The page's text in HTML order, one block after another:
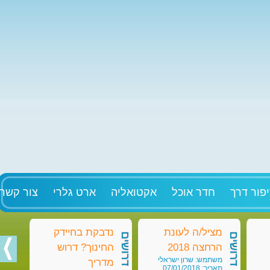
דרך חדר אוכל אקטואליה ארט גלרי צור
מציל/ה לעונת
הרחצה 2018
משתמש: שרון ישראלי
תאריך: 07/01/2018
דרושים
נדבקת בחיידק
החינוך? דרוש
מדריך
דרושים דרושים